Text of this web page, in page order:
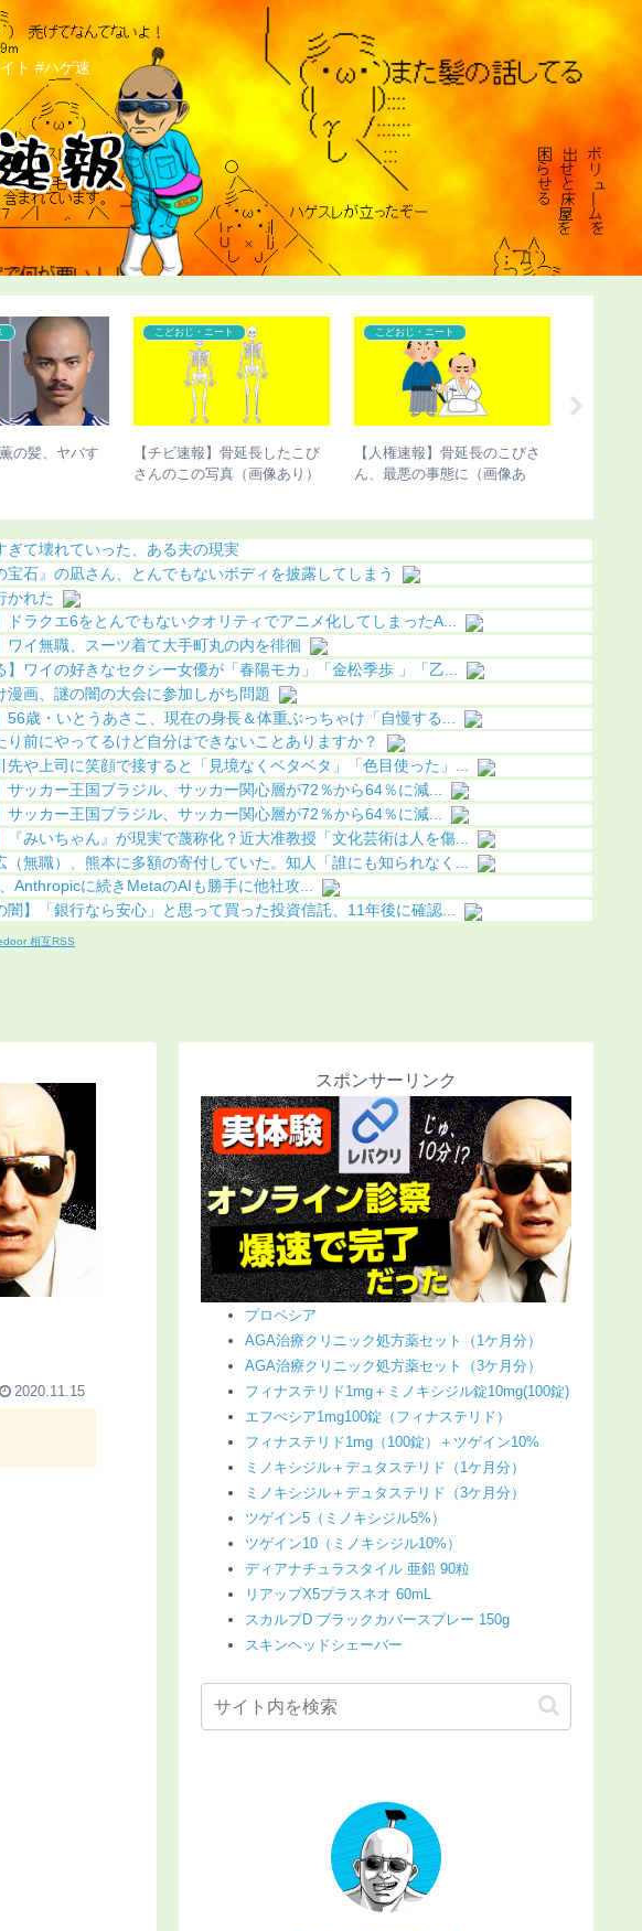
ト #ハゲ速
井隆さん、地
像あり）
こどおじ・ニート
【画像あり】骨延長失敗で脚
切断した人、お気持ち表明
コンプレックス
【悲報】ケンドーコバヤシの
過去が壮絶すぎる
ぎて壊れていった、ある夫の現実
宝石』の凪さん、とんでもないボディを披露してしまう
かれた
ドラクエ6をとんでもないクオリティでアニメ化してしまったA...
ワイ無職、スーツ着て大手町丸の内を徘徊
】ワイの好きなセクシー女優が「春陽モカ」「金松季歩 」「乙...
漫画、謎の闇の大会に参加しがち問題
56歳・いとうあさこ、現在の身長＆体重ぶっちゃけ「自慢する...
り前にやってるけど自分はできないことありますか？
先や上司に笑顔で接すると「見境なくベタベタ」「色目使った」...
サッカー王国ブラジル、サッカー関心層が72％から64％に減...
サッカー王国ブラジル、サッカー関心層が72％から64％に減...
『みいちゃん』が現実で蔑称化？近大准教授「文化芸術は人を傷...
（無職）、熊本に多額の寄付していた。知人「誰にも知られなく...
Anthropicに続きMetaのAIも勝手に他社攻...
闇】「銀行なら安心」と思って買った投資信託、11年後に確認...
相互RSS
2020.11.15
スポンサーリンク
プロペシア
AGA治療クリニック処方薬セット（1ケ月分）
AGA治療クリニック処方薬セット（3ケ月分）
フィナステリド1mg＋ミノキシジル錠10mg(100錠)
エフぺシア1mg100錠（フィナステリド）
フィナステリド1mg（100錠）＋ツゲイン10%
ミノキシジル＋デュタステリド（1ケ月分）
ミノキシジル＋デュタステリド（3ケ月分）
ツゲイン5（ミノキシジル5%）
ツゲイン10（ミノキシジル10%）
ディアナチュラスタイル 亜鉛 90粒
リアップX5プラスネオ 60mL
スカルプD ブラックカバースプレー 150g
スキンヘッドシェーバー